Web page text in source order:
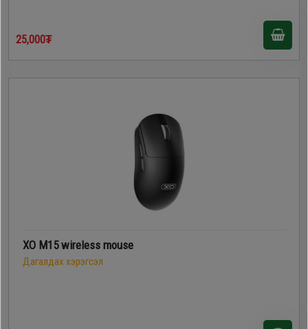
25,000₮
XO M15 wireless mouse
Дагалдах хэрэгсэл